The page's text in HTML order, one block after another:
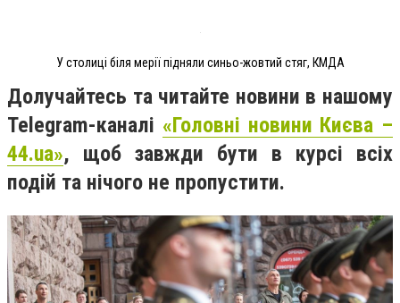
У столиці біля мерії підняли синьо-жовтий стяг, КМДА
Долучайтесь та читайте новини в нашому
Telegram-каналі «Головні новини Києва –
44.ua», щоб завжди бути в курсі всіх
подій та нічого не пропустити.